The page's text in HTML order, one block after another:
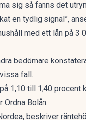
sig så fanns det
en tydlig signal”,
med ett lån på 3
bedömare
fall.
1,10 till 1,40
Ordna Bolån.
beskriver